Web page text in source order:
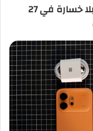
‎القادسية يختتم موسمه على أرضه بلا خسارة في 27